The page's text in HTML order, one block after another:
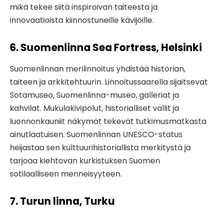
mikä tekee siitä inspiroivan taiteesta ja
innovaatioista kiinnostuneille kävijöille.
6. Suomenlinna Sea Fortress, Helsinki
Suomenlinnan merilinnoitus yhdistää historian,
taiteen ja arkkitehtuurin. Linnoitussaarella sijaitsevat
Sotamuseo, Suomenlinna-museo, galleriat ja
kahvilat. Mukulakivipolut, historialliset vallit ja
luonnonkauniit näkymät tekevät tutkimusmatkasta
ainutlaatuisen. Suomenlinnan UNESCO-status
heijastaa sen kulttuurihistoriallista merkitystä ja
tarjoaa kiehtovan kurkistuksen Suomen
sotilaalliseen menneisyyteen.
7. Turun linna, Turku